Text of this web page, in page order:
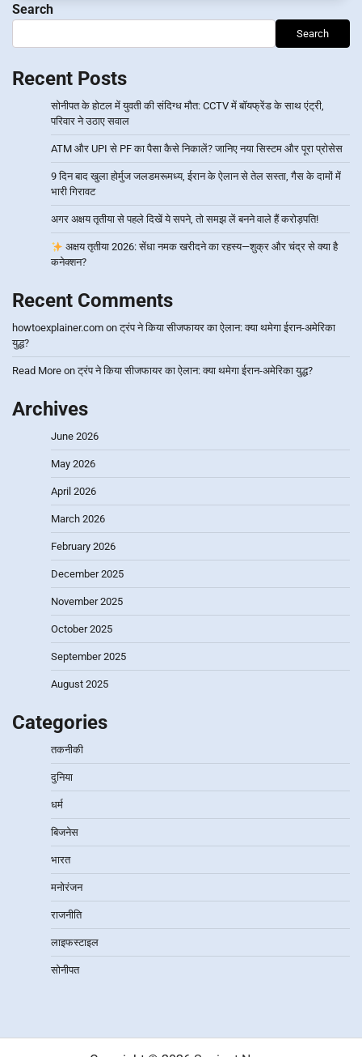
Search
Search
Recent Posts
सोनीपत के होटल में युवती की संदिग्ध मौत: CCTV में बॉयफ्रेंड के साथ एंट्री,
परिवार ने उठाए सवाल
ATM और UPI से PF का पैसा कैसे निकालें? जानिए नया सिस्टम और पूरा प्रोसेस
9 दिन बाद खुला होर्मुज जलडमरूमध्य, ईरान के ऐलान से तेल सस्ता, गैस के दामों में
भारी गिरावट
अगर अक्षय तृतीया से पहले दिखें ये सपने, तो समझ लें बनने वाले हैं करोड़पति!
अक्षय तृतीया 2026: सेंधा नमक खरीदने का रहस्य—शुक्र और चंद्र से क्या है
कनेक्शन?
Recent Comments
howtoexplainer.com onट्रंप ने किया सीजफायर का ऐलान: क्या थमेगा ईरान-अमेरिका
युद्ध?
Read More onट्रंप ने किया सीजफायर का ऐलान: क्या थमेगा ईरान-अमेरिका युद्ध?
Archives
June 2026
May 2026
April 2026
March 2026
February 2026
December 2025
November 2025
October 2025
September 2025
August 2025
Categories
तकनीकी
दुनिया
धर्म
बिजनेस
भारत
मनोरंजन
राजनीति
लाइफस्टाइल
सोनीपत